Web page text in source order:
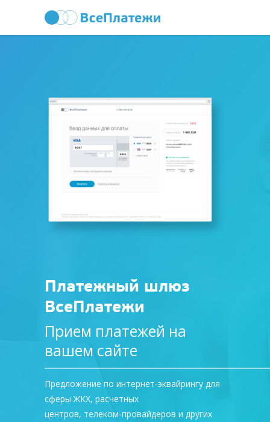
Платежный шлюз
ВсеПлатежи
Прием платежей на
вашем сайте
Предложение по интернет-эквайрингу для
сферы ЖКХ, расчетных
центров, телеком-провайдеров и других